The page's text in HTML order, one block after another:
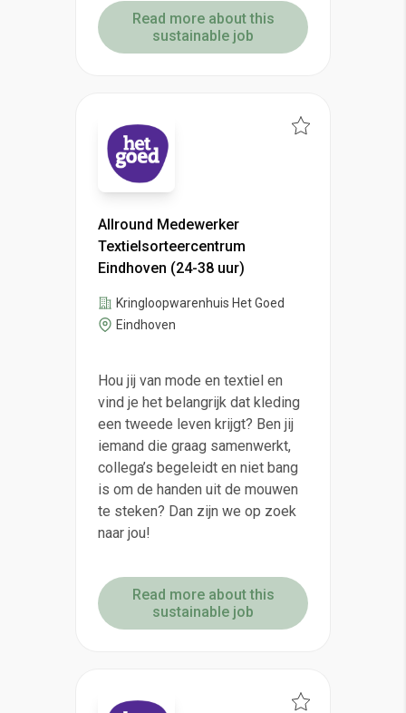
Read more about this
sustainable job
Allround Medewerker
Textielsorteercentrum
Eindhoven (24-38 uur)
Kringloopwarenhuis Het Goed
Eindhoven
Hou jij van mode en textiel en
vind je het belangrijk dat kleding
een tweede leven krijgt? Ben jij
iemand die graag samenwerkt,
collega’s begeleidt en niet bang
is om de handen uit de mouwen
te steken? Dan zijn we op zoek
naar jou!
Read more about this
sustainable job